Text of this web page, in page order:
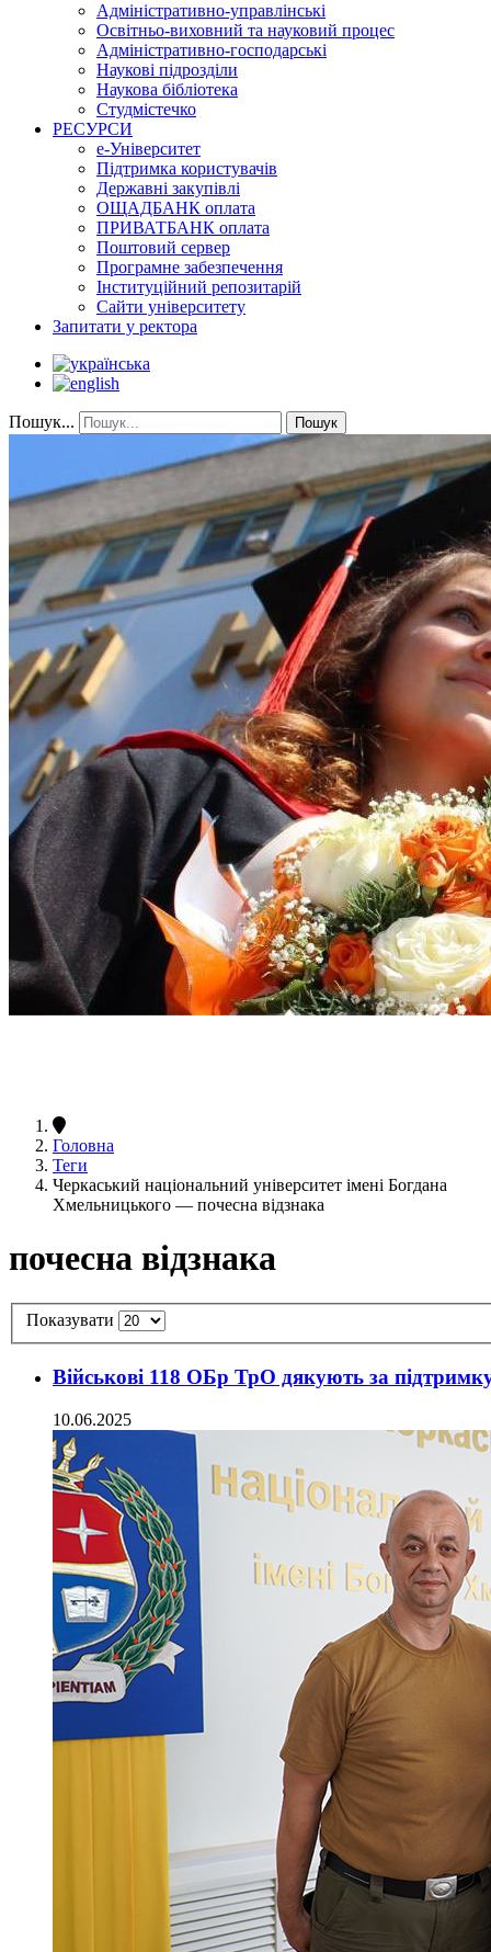
Адміністративно-управлінські
Освітньо-виховний та науковий процес
Адміністративно-господарські
Наукові підрозділи
Наукова бібліотека
Студмістечко
РЕСУРСИ
е-Університет
Підтримка користувачів
Державні закупівлі
ОЩАДБАНК оплата
ПРИВАТБАНК оплата
Поштовий сервер
Програмне забезпечення
Інституційний репозитарій
Сайти університету
Запитати у ректора
Пошук... Пошук
Головна
Теги
Черкаський національний університет імені Богдана
Хмельницького — почесна відзнака
почесна відзнака
Показувати
Військові 118 ОБр ТрО дякують за
10.06.2025